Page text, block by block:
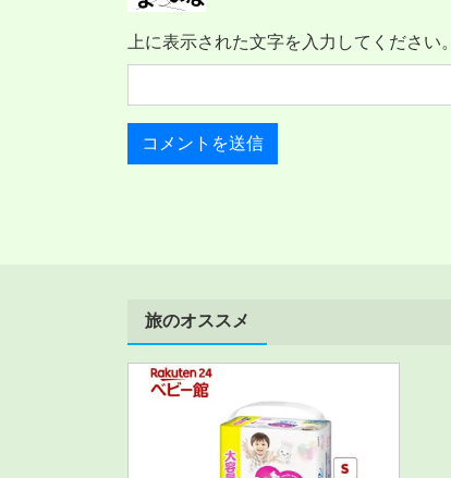
上に表示された文字を入力してください。
旅のオススメ